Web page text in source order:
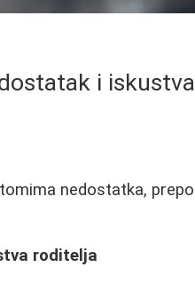
i
nedostatka,
roditelja